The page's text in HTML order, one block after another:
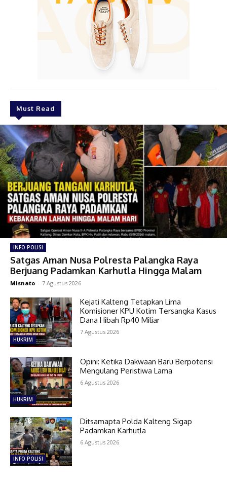
Must Read
INFO POLISI
Satgas Aman Nusa Polresta Palangka Raya
Berjuang Padamkan Karhutla Hingga Malam
Misnato - 7 Agustus 2026
HUKRIM
Kejati Kalteng Tetapkan Lima
Komisioner KPU Kotim Tersangka Kasus
Dana Hibah Rp40 Miliar
7 Agustus 2026
HUKRIM
Opini: Ketika Dakwaan Baru Berpotensi
Mengulang Peristiwa Lama
6 Agustus 2026
INFO POLISI
Ditsamapta Polda Kalteng Sigap
Padamkan Karhutla
6 Agustus 2026